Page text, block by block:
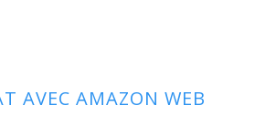
AVEC AMAZON WEB